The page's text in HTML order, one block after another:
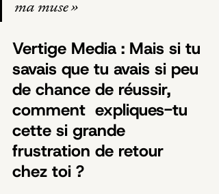
ma muse »
Vertige Media : Mais si tu
savais que tu avais si peu
de chance de réussir,
comment  expliques-tu
cette si grande
frustration de retour
chez toi ?